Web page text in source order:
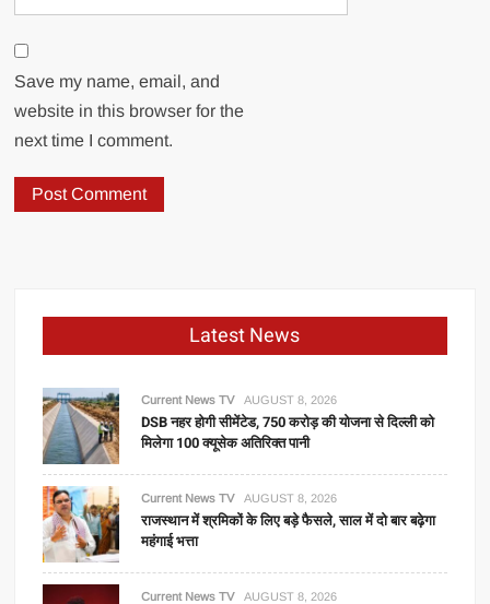
Save my name, email, and
website in this browser for the
next time I comment.
Latest News
Current News TV AUGUST 8, 2026
DSB नहर होगी सीमेंटेड, 750 करोड़ की योजना से दिल्ली को
मिलेगा 100 क्यूसेक अतिरिक्त पानी
Current News TV AUGUST 8, 2026
राजस्थान में श्रमिकों के लिए बड़े फैसले, साल में दो बार बढ़ेगा
महंगाई भत्ता
Current News TV AUGUST 8, 2026